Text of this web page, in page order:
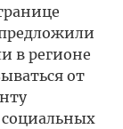
в регионе
от